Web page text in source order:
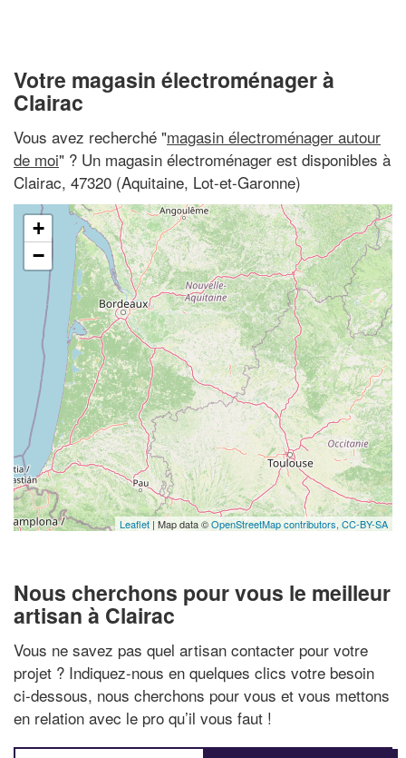
Votre magasin électroménager à
Clairac
Vous avez recherché "magasin électroménager autour
de moi" ? Un magasin électroménager est disponibles à
Clairac, 47320 (Aquitaine, Lot-et-Garonne)
+
−
Leaflet | Map data ©OpenStreetMap contributors, CC-BY-SA
Nous cherchons pour vous le meilleur
artisan à Clairac
Vous ne savez pas quel artisan contacter pour votre
projet ? Indiquez-nous en quelques clics votre besoin
ci-dessous, nous cherchons pour vous et vous mettons
en relation avec le pro qu’il vous faut !